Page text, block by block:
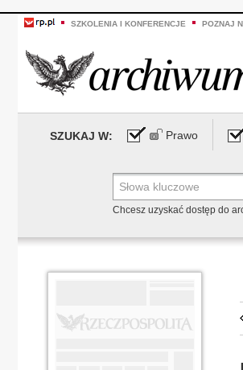
SZKOLENIA I KONFERENCJE POZNAJ
SZUKAJ W: Prawo
Chcesz uzyskać dostęp do